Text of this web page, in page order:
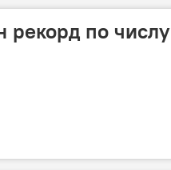
рекорд по числу